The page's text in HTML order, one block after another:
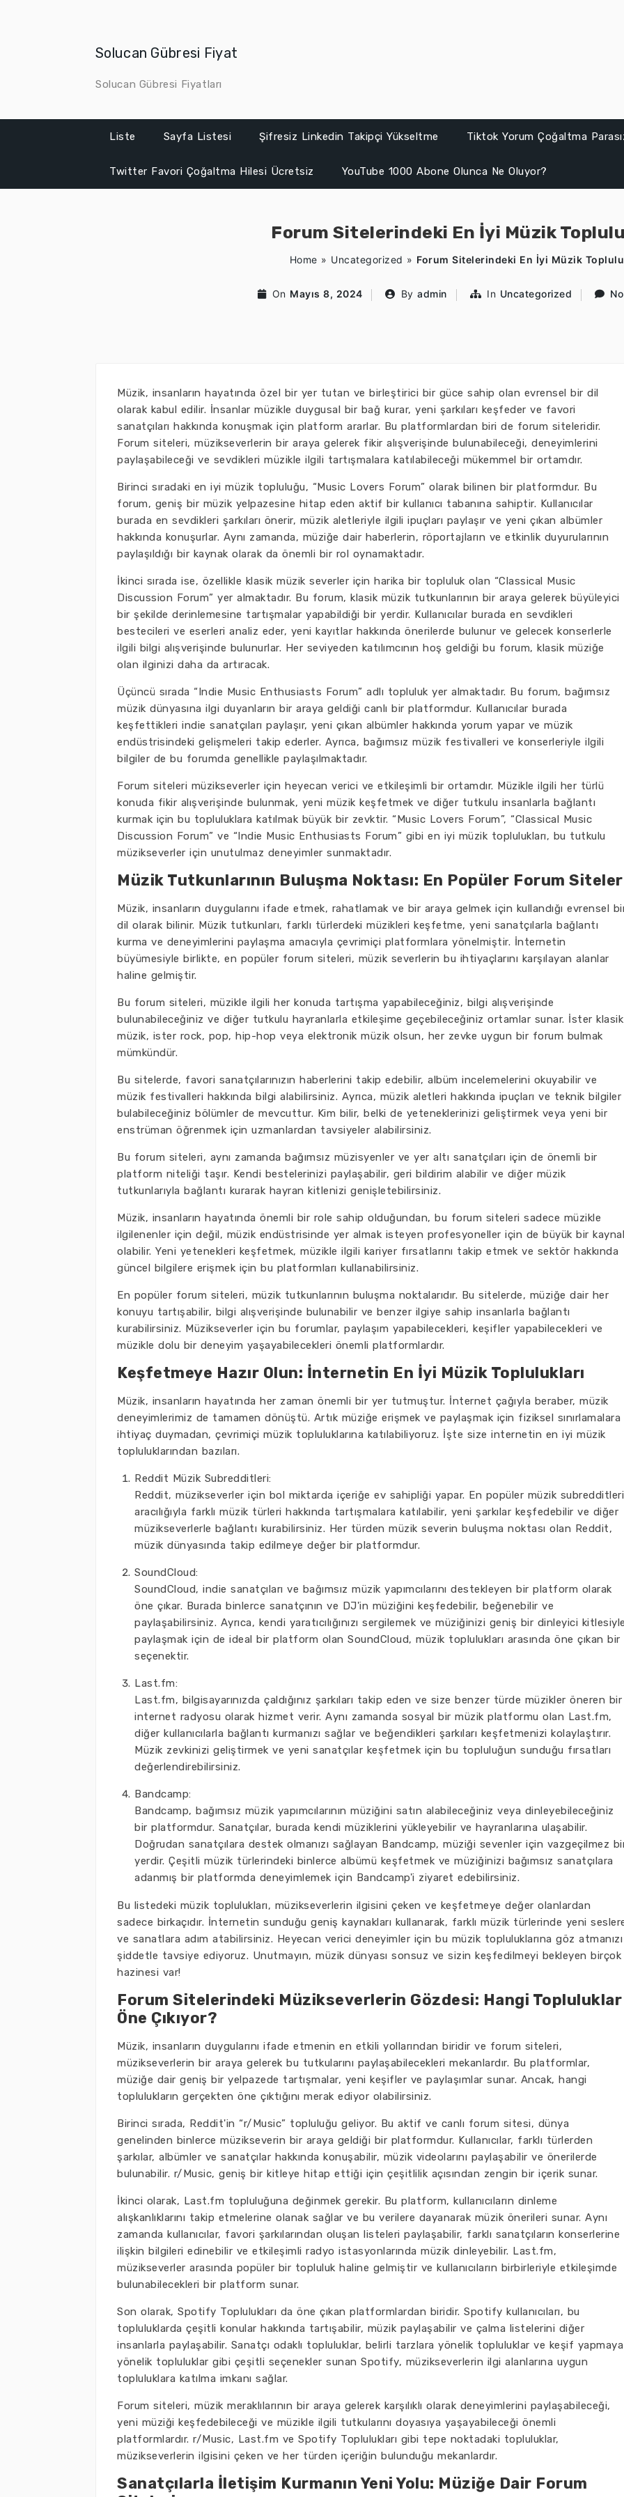
Solucan Gübresi Fiyat
Solucan Gübresi Fiyatları
Liste Sayfa Listesi Şifresiz Linkedin Takipçi Yükseltme Tiktok Yorum Çoğaltma
Twitter Favori Çoğaltma Hilesi Ücretsiz YouTube 1000 Abone Olunca Ne Oluyor?
Forum Sitelerindeki En İyi Müzik
Home » Uncategorized » Forum Sitelerindeki En İyi Müzik
On Mayıs 8, 2024 By admin In Uncategorized
Müzik, insanların hayatında özel bir yer tutan ve birleştirici bir güce sahip olan evrensel bir dil
olarak kabul edilir. İnsanlar müzikle duygusal bir bağ kurar, yeni şarkıları keşfeder ve favori
sanatçıları hakkında konuşmak için platform ararlar. Bu platformlardan biri de forum siteleridir.
Forum siteleri, müzikseverlerin bir araya gelerek fikir alışverişinde bulunabileceği, deneyimlerini
paylaşabileceği ve sevdikleri müzikle ilgili tartışmalara katılabileceği mükemmel bir ortamdır.
Birinci sıradaki en iyi müzik topluluğu, “Music Lovers Forum” olarak bilinen bir platformdur. Bu
forum, geniş bir müzik yelpazesine hitap eden aktif bir kullanıcı tabanına sahiptir. Kullanıcılar
burada en sevdikleri şarkıları önerir, müzik aletleriyle ilgili ipuçları paylaşır ve yeni çıkan albümler
hakkında konuşurlar. Aynı zamanda, müziğe dair haberlerin, röportajların ve etkinlik duyurularının
paylaşıldığı bir kaynak olarak da önemli bir rol oynamaktadır.
İkinci sırada ise, özellikle klasik müzik severler için harika bir topluluk olan “Classical Music
Discussion Forum” yer almaktadır. Bu forum, klasik müzik tutkunlarının bir araya gelerek büyüleyici
bir şekilde derinlemesine tartışmalar yapabildiği bir yerdir. Kullanıcılar burada en sevdikleri
bestecileri ve eserleri analiz eder, yeni kayıtlar hakkında önerilerde bulunur ve gelecek konserlerle
ilgili bilgi alışverişinde bulunurlar. Her seviyeden katılımcının hoş geldiği bu forum, klasik müziğe
olan ilginizi daha da artıracak.
Üçüncü sırada “Indie Music Enthusiasts Forum” adlı topluluk yer almaktadır. Bu forum, bağımsız
müzik dünyasına ilgi duyanların bir araya geldiği canlı bir platformdur. Kullanıcılar burada
keşfettikleri indie sanatçıları paylaşır, yeni çıkan albümler hakkında yorum yapar ve müzik
endüstrisindeki gelişmeleri takip ederler. Ayrıca, bağımsız müzik festivalleri ve konserleriyle ilgili
bilgiler de bu forumda genellikle paylaşılmaktadır.
Forum siteleri müzikseverler için heyecan verici ve etkileşimli bir ortamdır. Müzikle ilgili her türlü
konuda fikir alışverişinde bulunmak, yeni müzik keşfetmek ve diğer tutkulu insanlarla bağlantı
kurmak için bu topluluklara katılmak büyük bir zevktir. “Music Lovers Forum”, “Classical Music
Discussion Forum” ve “Indie Music Enthusiasts Forum” gibi en iyi müzik toplulukları, bu tutkulu
müzikseverler için unutulmaz deneyimler sunmaktadır.
Müzik Tutkunlarının Buluşma Noktası: En Popüler Forum
Müzik, insanların duygularını ifade etmek, rahatlamak ve bir araya gelmek için kullandığı evrensel
dil olarak bilinir. Müzik tutkunları, farklı türlerdeki müzikleri keşfetme, yeni sanatçılarla bağlantı
kurma ve deneyimlerini paylaşma amacıyla çevrimiçi platformlara yönelmiştir. İnternetin
büyümesiyle birlikte, en popüler forum siteleri, müzik severlerin bu ihtiyaçlarını karşılayan alanlar
haline gelmiştir.
Bu forum siteleri, müzikle ilgili her konuda tartışma yapabileceğiniz, bilgi alışverişinde
bulunabileceğiniz ve diğer tutkulu hayranlarla etkileşime geçebileceğiniz ortamlar sunar. İster klasik
müzik, ister rock, pop, hip-hop veya elektronik müzik olsun, her zevke uygun bir forum bulmak
mümkündür.
Bu sitelerde, favori sanatçılarınızın haberlerini takip edebilir, albüm incelemelerini okuyabilir ve
müzik festivalleri hakkında bilgi alabilirsiniz. Ayrıca, müzik aletleri hakkında ipuçları ve teknik bilgiler
bulabileceğiniz bölümler de mevcuttur. Kim bilir, belki de yeteneklerinizi geliştirmek veya yeni bir
enstrüman öğrenmek için uzmanlardan tavsiyeler alabilirsiniz.
Bu forum siteleri, aynı zamanda bağımsız müzisyenler ve yer altı sanatçıları için de önemli bir
platform niteliği taşır. Kendi bestelerinizi paylaşabilir, geri bildirim alabilir ve diğer müzik
tutkunlarıyla bağlantı kurarak hayran kitlenizi genişletebilirsiniz.
Müzik, insanların hayatında önemli bir role sahip olduğundan, bu forum siteleri sadece müzikle
ilgilenenler için değil, müzik endüstrisinde yer almak isteyen profesyoneller için de büyük bir
olabilir. Yeni yetenekleri keşfetmek, müzikle ilgili kariyer fırsatlarını takip etmek ve sektör hakkında
güncel bilgilere erişmek için bu platformları kullanabilirsiniz.
En popüler forum siteleri, müzik tutkunlarının buluşma noktalarıdır. Bu sitelerde, müziğe dair her
konuyu tartışabilir, bilgi alışverişinde bulunabilir ve benzer ilgiye sahip insanlarla bağlantı
kurabilirsiniz. Müzikseverler için bu forumlar, paylaşım yapabilecekleri, keşifler yapabilecekleri ve
müzikle dolu bir deneyim yaşayabilecekleri önemli platformlardır.
Keşfetmeye Hazır Olun: İnternetin En İyi Müzik Toplulukları
Müzik, insanların hayatında her zaman önemli bir yer tutmuştur. İnternet çağıyla beraber, müzik
deneyimlerimiz de tamamen dönüştü. Artık müziğe erişmek ve paylaşmak için fiziksel sınırlamalara
ihtiyaç duymadan, çevrimiçi müzik topluluklarına katılabiliyoruz. İşte size internetin en iyi müzik
topluluklarından bazıları.
Reddit Müzik Subredditleri:
Reddit, müzikseverler için bol miktarda içeriğe ev sahipliği yapar. En popüler müzik subredditleri
aracılığıyla farklı müzik türleri hakkında tartışmalara katılabilir, yeni şarkılar keşfedebilir ve diğer
müzikseverlerle bağlantı kurabilirsiniz. Her türden müzik severin buluşma noktası olan Reddit,
müzik dünyasında takip edilmeye değer bir platformdur.
SoundCloud:
SoundCloud, indie sanatçıları ve bağımsız müzik yapımcılarını destekleyen bir platform olarak
öne çıkar. Burada binlerce sanatçının ve DJ'in müziğini keşfedebilir, beğenebilir ve
paylaşabilirsiniz. Ayrıca, kendi yaratıcılığınızı sergilemek ve müziğinizi geniş bir dinleyici
paylaşmak için de ideal bir platform olan SoundCloud, müzik toplulukları arasında öne çıkan bir
seçenektir.
Last.fm:
Last.fm, bilgisayarınızda çaldığınız şarkıları takip eden ve size benzer türde müzikler öneren bir
internet radyosu olarak hizmet verir. Aynı zamanda sosyal bir müzik platformu olan Last.fm,
diğer kullanıcılarla bağlantı kurmanızı sağlar ve beğendikleri şarkıları keşfetmenizi kolaylaştırır.
Müzik zevkinizi geliştirmek ve yeni sanatçılar keşfetmek için bu topluluğun sunduğu fırsatları
değerlendirebilirsiniz.
Bandcamp:
Bandcamp, bağımsız müzik yapımcılarının müziğini satın alabileceğiniz veya dinleyebileceğiniz
bir platformdur. Sanatçılar, burada kendi müziklerini yükleyebilir ve hayranlarına ulaşabilir.
Doğrudan sanatçılara destek olmanızı sağlayan Bandcamp, müziği sevenler için vazgeçilmez
yerdir. Çeşitli müzik türlerindeki binlerce albümü keşfetmek ve müziğinizi bağımsız sanatçılara
adanmış bir platformda deneyimlemek için Bandcamp'i ziyaret edebilirsiniz.
Bu listedeki müzik toplulukları, müzikseverlerin ilgisini çeken ve keşfetmeye değer olanlardan
sadece birkaçıdır. İnternetin sunduğu geniş kaynakları kullanarak, farklı müzik türlerinde yeni
ve sanatlara adım atabilirsiniz. Heyecan verici deneyimler için bu müzik topluluklarına göz atmanızı
şiddetle tavsiye ediyoruz. Unutmayın, müzik dünyası sonsuz ve sizin keşfedilmeyi bekleyen birçok
hazinesi var!
Forum Sitelerindeki Müzikseverlerin Gözdesi: Hangi Topluluklar
Öne Çıkıyor?
Müzik, insanların duygularını ifade etmenin en etkili yollarından biridir ve forum siteleri,
müzikseverlerin bir araya gelerek bu tutkularını paylaşabilecekleri mekanlardır. Bu platformlar,
müziğe dair geniş bir yelpazede tartışmalar, yeni keşifler ve paylaşımlar sunar. Ancak, hangi
toplulukların gerçekten öne çıktığını merak ediyor olabilirsiniz.
Birinci sırada, Reddit'in “r/Music” topluluğu geliyor. Bu aktif ve canlı forum sitesi, dünya
genelinden binlerce müzikseverin bir araya geldiği bir platformdur. Kullanıcılar, farklı türlerden
şarkılar, albümler ve sanatçılar hakkında konuşabilir, müzik videolarını paylaşabilir ve önerilerde
bulunabilir. r/Music, geniş bir kitleye hitap ettiği için çeşitlilik açısından zengin bir içerik sunar.
İkinci olarak, Last.fm topluluğuna değinmek gerekir. Bu platform, kullanıcıların dinleme
alışkanlıklarını takip etmelerine olanak sağlar ve bu verilere dayanarak müzik önerileri sunar. Aynı
zamanda kullanıcılar, favori şarkılarından oluşan listeleri paylaşabilir, farklı sanatçıların konserlerine
ilişkin bilgileri edinebilir ve etkileşimli radyo istasyonlarında müzik dinleyebilir. Last.fm,
müzikseverler arasında popüler bir topluluk haline gelmiştir ve kullanıcıların birbirleriyle etkileşimde
bulunabilecekleri bir platform sunar.
Son olarak, Spotify Toplulukları da öne çıkan platformlardan biridir. Spotify kullanıcıları, bu
topluluklarda çeşitli konular hakkında tartışabilir, müzik paylaşabilir ve çalma listelerini diğer
insanlarla paylaşabilir. Sanatçı odaklı topluluklar, belirli tarzlara yönelik topluluklar ve keşif yapmaya
yönelik topluluklar gibi çeşitli seçenekler sunan Spotify, müzikseverlerin ilgi alanlarına uygun
topluluklara katılma imkanı sağlar.
Forum siteleri, müzik meraklılarının bir araya gelerek karşılıklı olarak deneyimlerini paylaşabileceği,
yeni müziği keşfedebileceği ve müzikle ilgili tutkularını doyasıya yaşayabileceği önemli
platformlardır. r/Music, Last.fm ve Spotify Toplulukları gibi tepe noktadaki topluluklar,
müzikseverlerin ilgisini çeken ve her türden içeriğin bulunduğu mekanlardır.
Sanatçılarla İletişim Kurmanın Yeni Yolu: Müziğe Dair Forum